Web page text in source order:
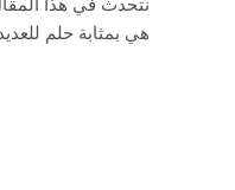
هي بمثابة حلم